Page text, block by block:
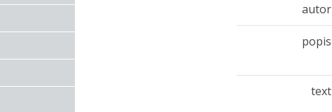
autor
popis
text